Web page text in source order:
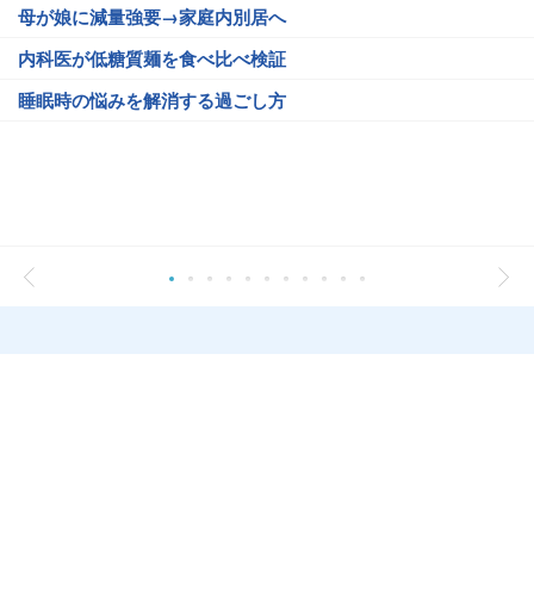
母が娘に減量強要→家庭内別居へ
内科医が低糖質麺を食べ比べ検証
睡眠時の悩みを解消する過ごし方